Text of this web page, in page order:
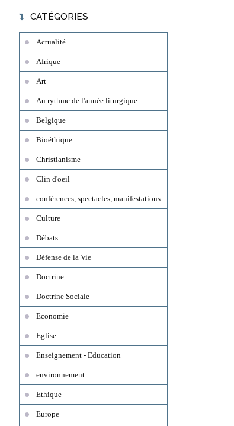
CATÉGORIES
Actualité
Afrique
Art
Au rythme de l'année liturgique
Belgique
Bioéthique
Christianisme
Clin d'oeil
conférences, spectacles, manifestations
Culture
Débats
Défense de la Vie
Doctrine
Doctrine Sociale
Economie
Eglise
Enseignement - Education
environnement
Ethique
Europe